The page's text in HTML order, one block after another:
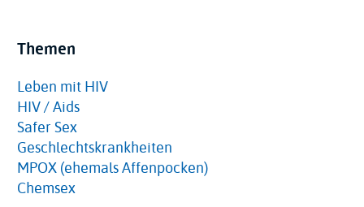
Themen
Leben mit HIV
HIV / Aids
Safer Sex
Geschlechtskrankheiten
MPOX (ehemals Affenpocken)
Chemsex